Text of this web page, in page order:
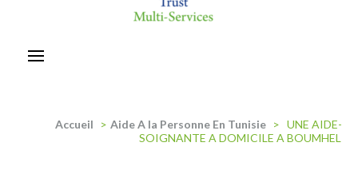
Accueil > Aide A la Personne En Tunisie > UNE AIDE-
SOIGNANTE A DOMICILE A BOUMHEL